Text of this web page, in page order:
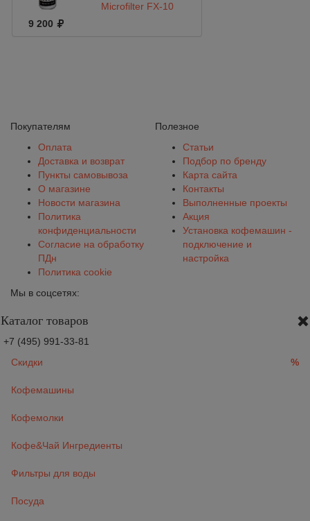
Microfilter FX-10
9 200
Покупателям
Оплата
Доставка и возврат
Пункты самовывоза
О магазине
Новости магазина
Политика
конфиденциальности
Согласие на обработку
ПДн
Политика cookie
Полезное
Статьи
Подбор по бренду
Карта сайта
Контакты
Выполненные проекты
Акция
Установка кофемашин -
подключение и
настройка
Мы в соцсетях:
Каталог товаров
+7 (495) 991-33-81
Скидки
%
Кофемашины
Кофемолки
Кофе&Чай Ингредиенты
Фильтры для воды
Посуда